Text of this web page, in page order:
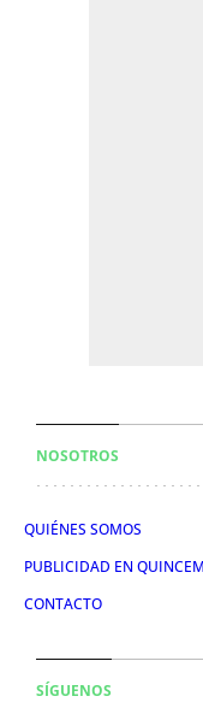
NOSOTROS
QUIÉNES SOMOS
PUBLICIDAD EN
CONTACTO
SÍGUENOS